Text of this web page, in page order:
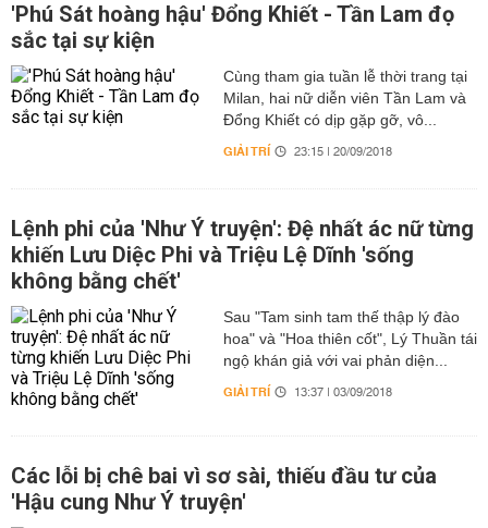
'Phú Sát hoàng hậu' Đổng Khiết - Tần Lam đọ
sắc tại sự kiện
Cùng tham gia tuần lễ thời trang tại
Milan, hai nữ diễn viên Tần Lam và
Đổng Khiết có dịp gặp gỡ, vô...
GIẢI TRÍ 23:15 | 20/09/2018
Lệnh phi của 'Như Ý truyện': Đệ nhất ác nữ từng
khiến Lưu Diệc Phi và Triệu Lệ Dĩnh 'sống
không bằng chết'
Sau "Tam sinh tam thế thập lý đào
hoa" và "Hoa thiên cốt", Lý Thuần tái
ngộ khán giả với vai phản diện...
GIẢI TRÍ 13:37 | 03/09/2018
Các lỗi bị chê bai vì sơ sài, thiếu đầu tư của
'Hậu cung Như Ý truyện'